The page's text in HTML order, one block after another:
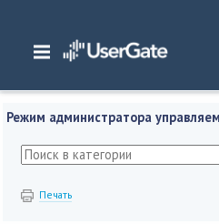
Главная/ Документация/Management
Интерфейс командной строки
Режим администратора
Печать